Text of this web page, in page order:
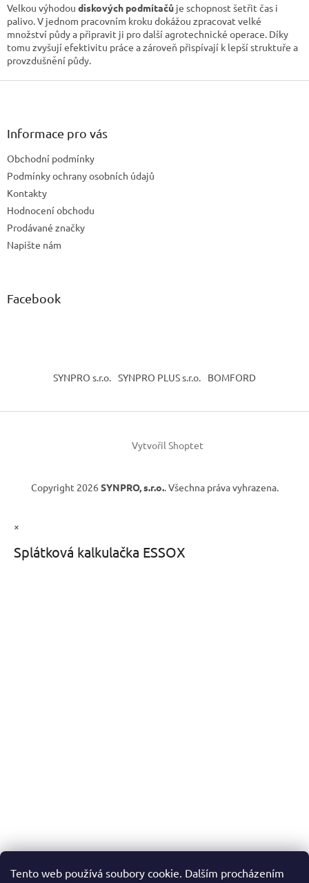
Tento web používá soubory cookie. Dalším procházením
Velkou výhodou diskových podmítačů je schopnost šetřit čas i
palivo. V jednom pracovním kroku dokážou zpracovat velké
množství půdy a připravit ji pro další agrotechnické operace. Díky
tomu zvyšují efektivitu práce a zároveň přispívají k lepší struktuře a
provzdušnění půdy.
Z
Informace pro vás
Obchodní podmínky
Podmínky ochrany osobních údajů
Kontakty
Hodnocení obchodu
Prodávané značky
Napište nám
Facebook
SYNPRO s.r.o. SYNPRO PLUS s.r.o. BOMFORD
Vytvořil Shoptet
Copyright 2026 SYNPRO, s.r.o.. Všechna práva vyhrazena.
×
Splátková kalkulačka ESSOX